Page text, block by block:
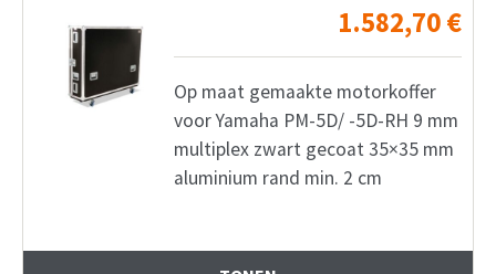
1.582,70€
Op maat gemaakte motorkoffer
voor Yamaha PM-5D/ -5D-RH 9 mm
multiplex zwart gecoat 35×35 mm
aluminium rand min. 2 cm